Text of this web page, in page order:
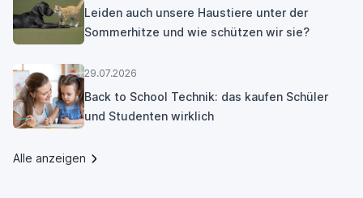
Leiden auch unsere Haustiere unter der
Sommerhitze und wie schützen wir sie?
29.07.2026
Back to School Technik: das kaufen Schüler
und Studenten wirklich
Alle anzeigen